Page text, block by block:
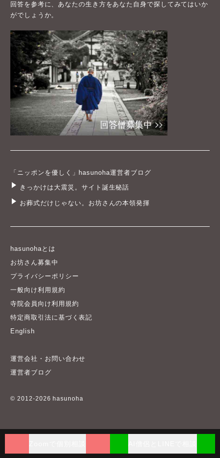
回答を参考に、あなたの生き方をあなた自身で探してみてはいか
がでしょうか。
「ニッポンを優しく」hasunoha運営者ブログ
きっかけは大震災。サイト誕生秘話
お葬式だけじゃない。お坊さんの本領発揮
hasunohaとは
お坊さん募集中
プライバシーポリシー
一般向け利用規約
寺院会員向け利用規約
特定商取引法に基づく表記
English
運営会社・お問い合わせ
運営者ブログ
© 2012-2026 hasunoha